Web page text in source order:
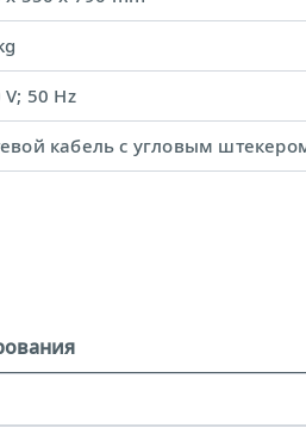
50 Hz
кабель с угловым